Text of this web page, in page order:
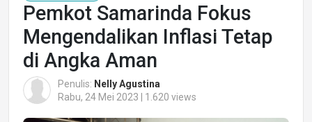
Pemkot Samarinda Fokus
Mengendalikan Inflasi Tetap
di Angka Aman
Penulis: Nelly Agustina
Rabu, 24 Mei 2023 | 1.620 views